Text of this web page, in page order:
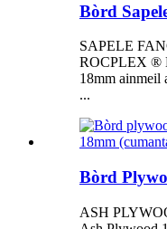
Bòrd
SAPELE
ROCPLEX ®
18mm ainmeil
...
Bòrd
ASH